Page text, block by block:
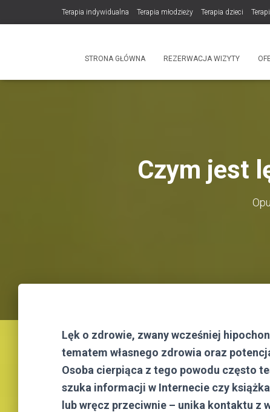
Terapia indywidualna Terapia młodzieży Terapia dzieci
ProduktySTRONA GŁÓWNA REZERWACJA WIZYTY
Czym jest
Lęk o zdrowie, zwany wcześniej
tematem własnego zdrowia oraz
Osoba cierpiąca z tego powodu często
szuka informacji w Internecie czy
lub wręcz przeciwnie – unika kontaktu